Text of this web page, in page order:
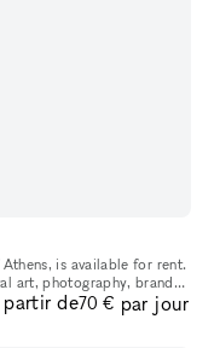
is available for rent.
art, photography, brand
ov
partir de70 € par jour